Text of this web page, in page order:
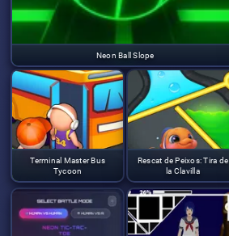
Neon Ball Slope
Terminal Master Bus
Tycoon
Rescat de Peixos: Tira de
la Clavilla